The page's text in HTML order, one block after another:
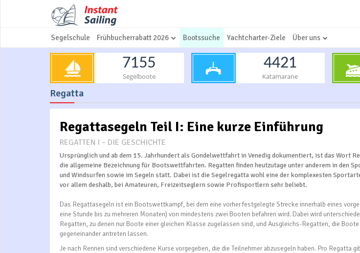
Segelschule Frühbucherrabatt 2026 Bootssuche Yachtcharter-Ziele Über uns
7155
Segelboote
4421
Katamarane
Regatta
Regattasegeln Teil I: Eine kurze Einführung
REGATTEN I – DIE GESCHICHTE
Ursprünglich und ab dem 15. Jahrhundert als Gondelwettfahrt in Venedig dokumentiert, ist das Wort
die allgemeine Bezeichnung für Bootswettfahrten. Regatten finden heutzutage unter anderem in den
und Windsurfen sowie im Segeln statt. Dabei ist die Segelregatta wohl eine der komplexesten
vor allem deshalb, bei Amateuren, Freizeitseglern sowie Profisportlern sehr beliebt.
Das Regattasegeln ist ein Bootswettkampf, bei dem eine vorher festgelegte Strecke innerhalb eines
eine Stunde bis zu mehreren Monaten) von mindestens zwei Booten befahren wird. Dabei wird
Regatten, zu denen nur Boote einer gleichen Klasse zugelassen sind, und Ausgleichs-Regatten, die
gegeneinander antreten lassen.
Je nach Rennen sind verschiedene Kurse vorgegeben, die die Teilnehmer abzusegeln haben. Pro Regatta